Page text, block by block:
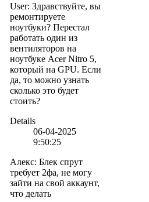
User: Здравствуйте, вы
ремонтируете
ноутбуки? Перестал
работать один из
вентиляторов на
ноутбуке Acer Nitro 5,
который на GPU. Если
да, то можно узнать
сколько это будет
стоить?
Details
06-04-2025
9:50:25
Алекс: Блек спрут
требует 2фа, не могу
зайти на свой аккаунт,
что делать